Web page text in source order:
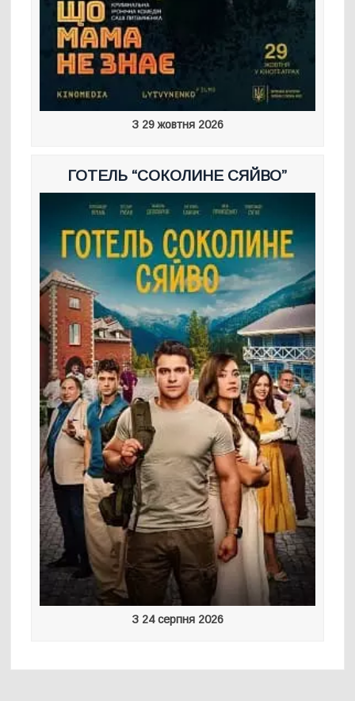
З 29 жовтня 2026
ГОТЕЛЬ “СОКОЛИНЕ СЯЙВО”
З 24 серпня 2026